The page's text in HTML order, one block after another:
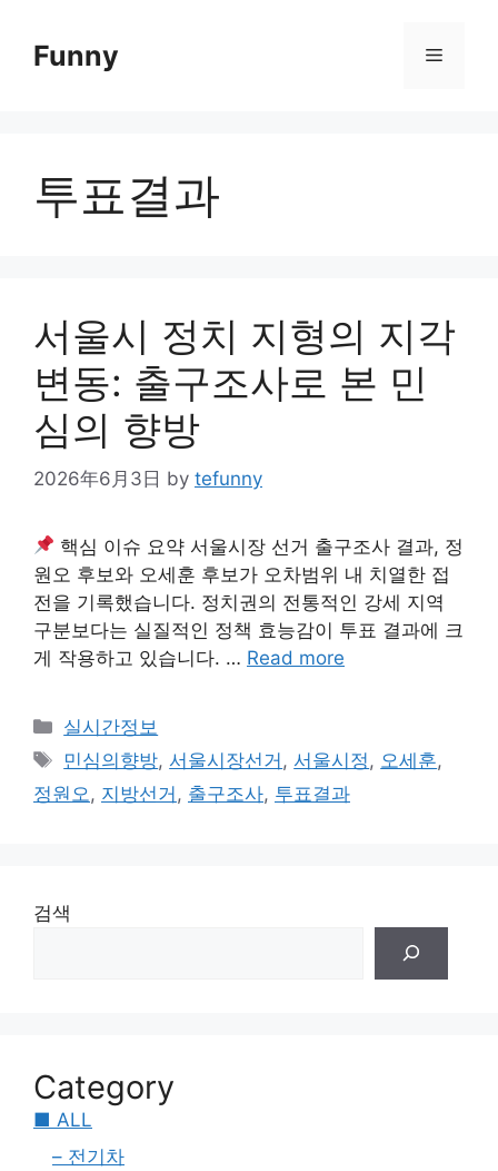
contentFunny Menu
투표결과
서울시 정치 지형의 지각
변동: 출구조사로 본 민
심의 향방
2026年6月3日 by tefunny
핵심 이슈 요약 서울시장 선거 출구조사 결과, 정
원오 후보와 오세훈 후보가 오차범위 내 치열한 접
전을 기록했습니다. 정치권의 전통적인 강세 지역
구분보다는 실질적인 정책 효능감이 투표 결과에 크
게 작용하고 있습니다. … Read more
Categories
실시간정보
Tags
민심의향방, 서울시장선거 , 서울시정 , 오세훈,
정원오 , 지방선거 , 출구조사, 투표결과
검색
Category
■ ALL
– 전기차